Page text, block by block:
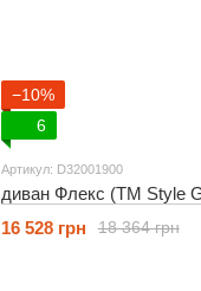
−10%
6
Артикул: D32001900
диван Флекс (ТМ Style
18 364 грн
16 528 грн